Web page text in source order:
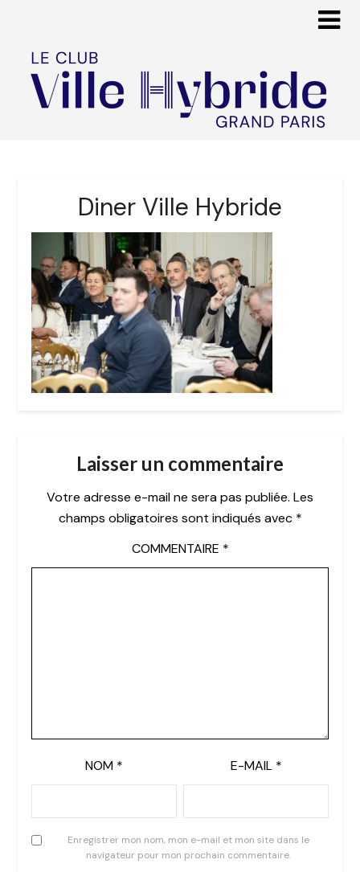
Diner Ville Hybride
Laisser un commentaire
Votre adresse e-mail ne sera pas publiée. Les
champs obligatoires sont indiqués avec *
COMMENTAIRE *
NOM * E-MAIL *
Enregistrer mon nom, mon e-mail et mon site dans le
navigateur pour mon prochain commentaire.